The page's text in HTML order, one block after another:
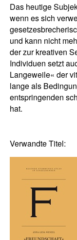
Das heutige
wenn es sich
und kann nicht
der zur kreativen
Individuen setzt
Langeweile« der
lange als
entspringenden
hat.
Verwandte Titel: